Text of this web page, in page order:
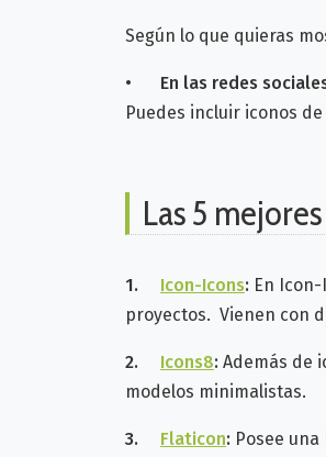
Según lo que quieras
• En las redes
Puedes incluir iconos
Las 5
1. Icon-Icons: En
proyectos. Vienen con
2. Icons8: Además de
modelos minimalistas.
3. Flaticon: Posee